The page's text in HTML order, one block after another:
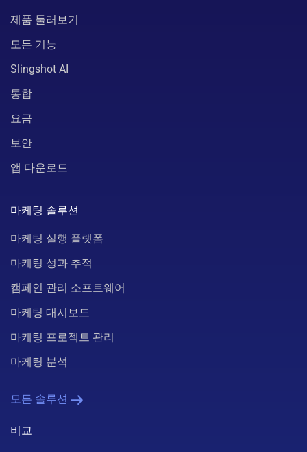
제품 둘러보기
모든 기능
Slingshot AI
통합
요금
보안
앱 다운로드
마케팅 솔루션
마케팅 실행 플랫폼
마케팅 성과 추적
캠페인 관리 소프트웨어
마케팅 대시보드
마케팅 프로젝트 관리
마케팅 분석
모든 솔루션
비교